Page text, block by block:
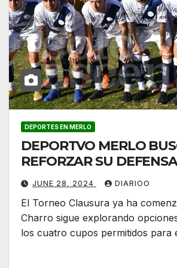
DEPORTES EN MERLO
DEPORTVO MERLO
REFORZAR SU
JUNE 28, 2024 DIARIOO
El Torneo Clausura ya ha
Charro sigue explorando
los cuatro cupos permitidos para